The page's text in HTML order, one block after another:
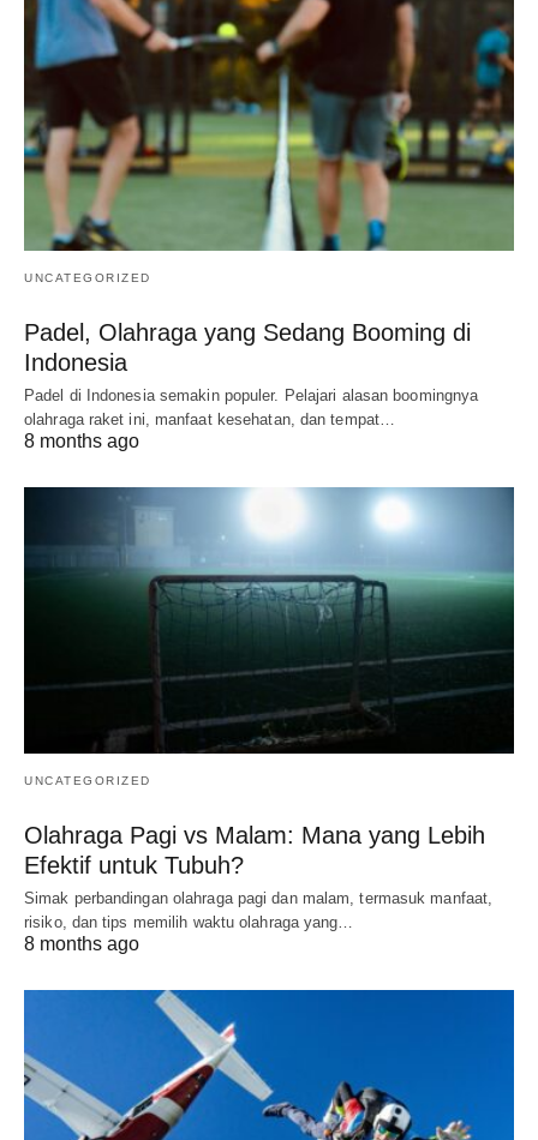
UNCATEGORIZED
Padel, Olahraga yang Sedang Booming di
Indonesia
Padel di Indonesia semakin populer. Pelajari alasan boomingnya
olahraga raket ini, manfaat kesehatan, dan tempat…
8 months ago
UNCATEGORIZED
Olahraga Pagi vs Malam: Mana yang Lebih
Efektif untuk Tubuh?
Simak perbandingan olahraga pagi dan malam, termasuk manfaat,
risiko, dan tips memilih waktu olahraga yang…
8 months ago